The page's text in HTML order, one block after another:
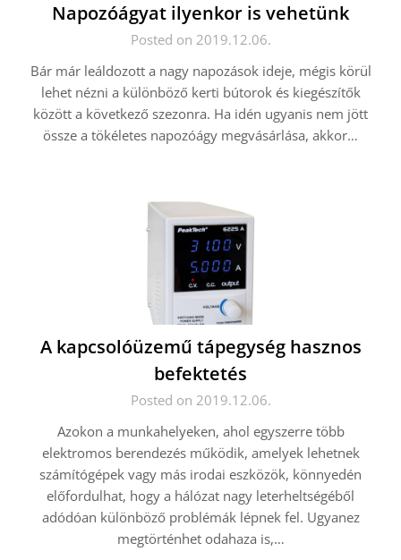
Napozóágyat ilyenkor is vehetünk
Posted on 2019.12.06.
Bár már leáldozott a nagy napozások ideje, mégis körül
lehet nézni a különböző kerti bútorok és kiegészítők
között a következő szezonra. Ha idén ugyanis nem jött
össze a tökéletes napozóágy megvásárlása, akkor…
A kapcsolóüzemű tápegység hasznos
befektetés
Posted on 2019.12.06.
Azokon a munkahelyeken, ahol egyszerre több
elektromos berendezés működik, amelyek lehetnek
számítógépek vagy más irodai eszközök, könnyedén
előfordulhat, hogy a hálózat nagy leterheltségéből
adódóan különböző problémák lépnek fel. Ugyanez
megtörténhet odahaza is,…